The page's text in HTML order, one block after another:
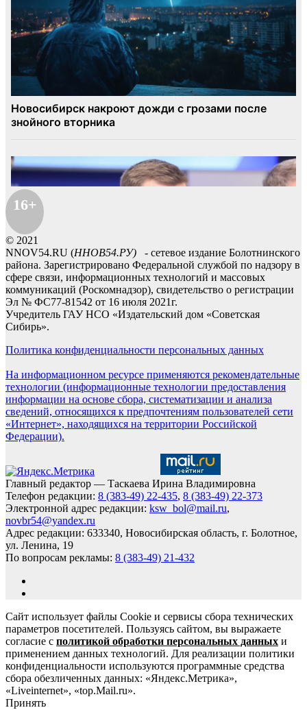
16+
© 2021
NNOV54.RU (ННОВ54.РУ) - сетевое издание Болотнинского
района. Зарегистрировано Федеральной службой по надзору в
сфере связи, информационных технологий и массовых
коммуникаций (Роскомнадзор), свидетельство о регистрации
Эл № ФС77-81542 от 16 июля 2021г.
Учредитель ГАУ НСО «Издательский дом «Советская
Сибирь».
Политика конфиденциальности персональных данных
На информационном ресурсе применяются рекомендательные
технологии (информационные технологии предоставления
информации на основе сбора, систематизации и анализа
сведений, относящихся к предпочтениям пользователей сети
«Интернет», находящихся на территории Российской
Федерации).
Главный редактор — Таскаева Ирина Владимировна
Телефон редакции: 8 (383-49) 22-435, 8 (383-49) 22-373
Электронной адрес редакции: ksw_bol@mail.ru,
novbr54@yandex.ru
Адрес редакции: 633340, Новосибирская область, г. Болотное,
ул. Ленина, 19
По вопросам рекламы: 8 (383-49) 21-432
Сайт использует файлы Cookie и сервисы сбора технических
параметров посетителей. Пользуясь сайтом, вы выражаете
согласие с политикой обработки персональных данных и
применением данных технологий. Для реализации политики
конфиденциальности используются программные средства
сбора обезличенных данных: «Яндекс.Метрика»,
«Liveinternet», «top.Mail.ru».
Принять